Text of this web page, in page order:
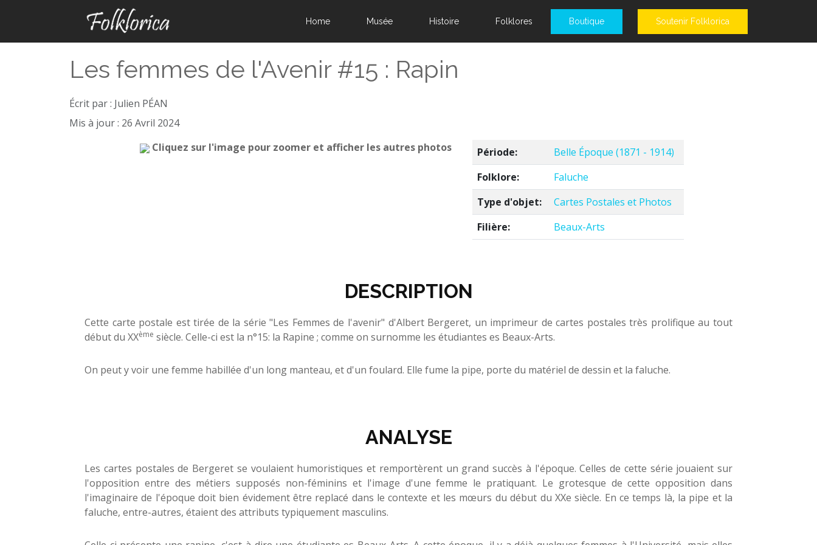
Home Musée Histoire Folklores Boutique Soutenir Folklorica
Les femmes de l'Avenir #15 : Rapin
Écrit par : Julien PÉAN
Mis à jour : 26 Avril 2024
Cliquez sur l'image pour zoomer et afficher les autres photos
Période:
Belle Époque (1871 - 1914)
Folklore:
Faluche
Type d'objet:
Cartes Postales et Photos
Filière:
Beaux-Arts
DESCRIPTION
Cette carte postale est tirée de la série "Les Femmes de l'avenir" d'Albert Bergeret, un imprimeur de cartes postales très prolifique au tout
début du XXème siècle. Celle-ci est la n°15: la Rapine ; comme on surnomme les étudiantes es Beaux-Arts.
On peut y voir une femme habillée d'un long manteau, et d'un foulard. Elle fume la pipe, porte du matériel de dessin et la faluche.
ANALYSE
Les cartes postales de Bergeret se voulaient humoristiques et remportèrent un grand succès à l'époque. Celles de cette série jouaient sur
l'opposition entre des métiers supposés non-féminins et l'image d'une femme le pratiquant. Le grotesque de cette opposition dans
l'imaginaire de l'époque doit bien évidement être replacé dans le contexte et les mœurs du début du XXe siècle. En ce temps là, la pipe et la
faluche, entre-autres, étaient des attributs typiquement masculins.